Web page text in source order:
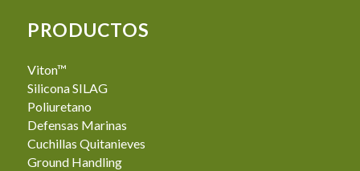
PRODUCTOS
Viton™
Silicona SILAG
Poliuretano
Defensas Marinas
Cuchillas Quitanieves
Ground Handling